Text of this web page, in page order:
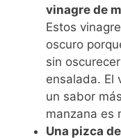
vinagre de
Estos
oscuro
sin
ensalada. El
un sabor
manzana es
Una pizca